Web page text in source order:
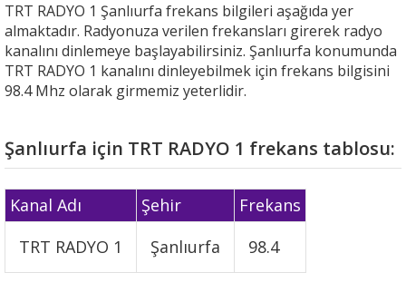
TRT RADYO 1 Şanlıurfa frekans bilgileri aşağıda yer
almaktadır. Radyonuza verilen frekansları girerek radyo
kanalını dinlemeye başlayabilirsiniz. Şanlıurfa konumunda
TRT RADYO 1 kanalını dinleyebilmek için frekans bilgisini
98.4 Mhz olarak girmemiz yeterlidir.
Şanlıurfa için TRT RADYO 1 frekans tablosu:
Kanal Adı Şehir
Frekans
TRT RADYO 1
Şanlıurfa 98.4